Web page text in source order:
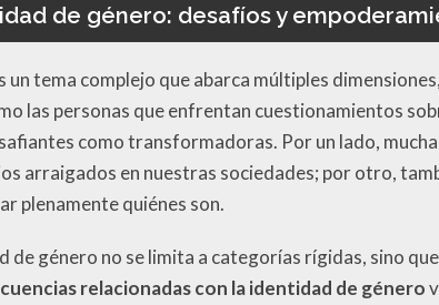
de género: desafíos y
un tema complejo que abarca múltiples
las personas que enfrentan cuestionamientos
como transformadoras. Por un lado,
arraigados en nuestras sociedades; por otro,
plenamente quiénes son.
género no se limita a categorías rígidas, sino
relacionadas con la identidad de género